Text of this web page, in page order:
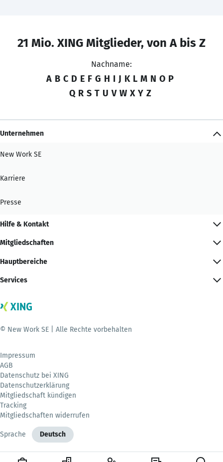
21 Mio. XING Mitglieder, von A bis Z
Nachname:
A B C D E F G H I J K L M N O P
Q R S T U V W X Y Z
Unternehmen
New Work SE
Karriere
Presse
Hilfe & Kontakt
Mitgliedschaften
Hauptbereiche
Services
© New Work SE | Alle Rechte vorbehalten
Impressum
AGB
Datenschutz bei XING
Datenschutzerklärung
Mitgliedschaft kündigen
Tracking
Mitgliedschaften widerrufen
Sprache Deutsch